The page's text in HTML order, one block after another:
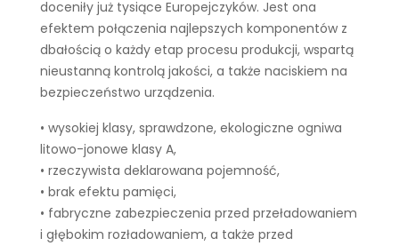
doceniły już tysiące Europejczyków. Jest ona
efektem połączenia najlepszych komponentów z
dbałością o każdy etap procesu produkcji, wspartą
nieustanną kontrolą jakości, a także naciskiem na
bezpieczeństwo urządzenia.
• wysokiej klasy, sprawdzone, ekologiczne ogniwa
litowo-jonowe klasy A,
• rzeczywista deklarowana pojemność,
• brak efektu pamięci,
• fabryczne zabezpieczenia przed przeładowaniem
i głębokim rozładowaniem, a także przed